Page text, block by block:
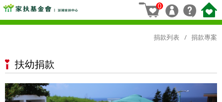
0
捐款列表 捐款專案
扶幼捐款